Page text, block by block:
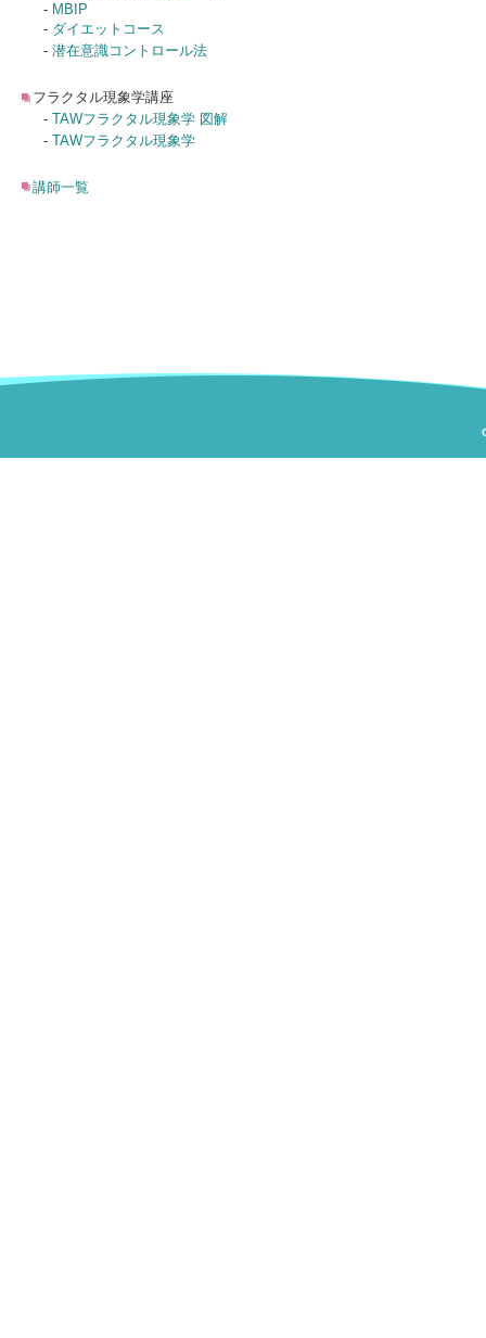
- MBIP
- ダイエットコース
- 潜在意識コントロール法
フラクタル現象学講座
- TAWフラクタル現象学 図解
- TAWフラクタル現象学
講師一覧